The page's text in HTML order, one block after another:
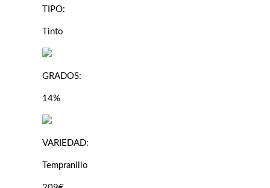
TIPO:
Tinto
GRADOS:
14%
VARIEDAD:
Tempranillo